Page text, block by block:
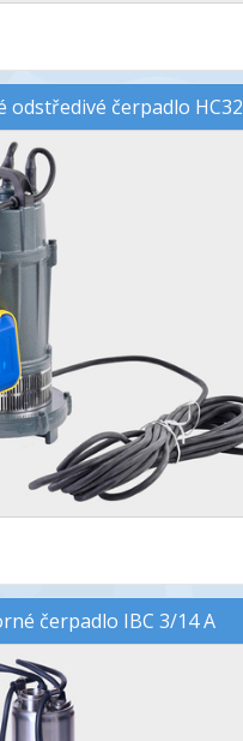
odstředivé čerpadlo HC32
čerpadlo IBC 3/14 A